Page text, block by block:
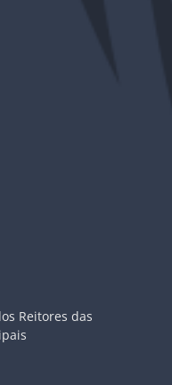
Reitores das